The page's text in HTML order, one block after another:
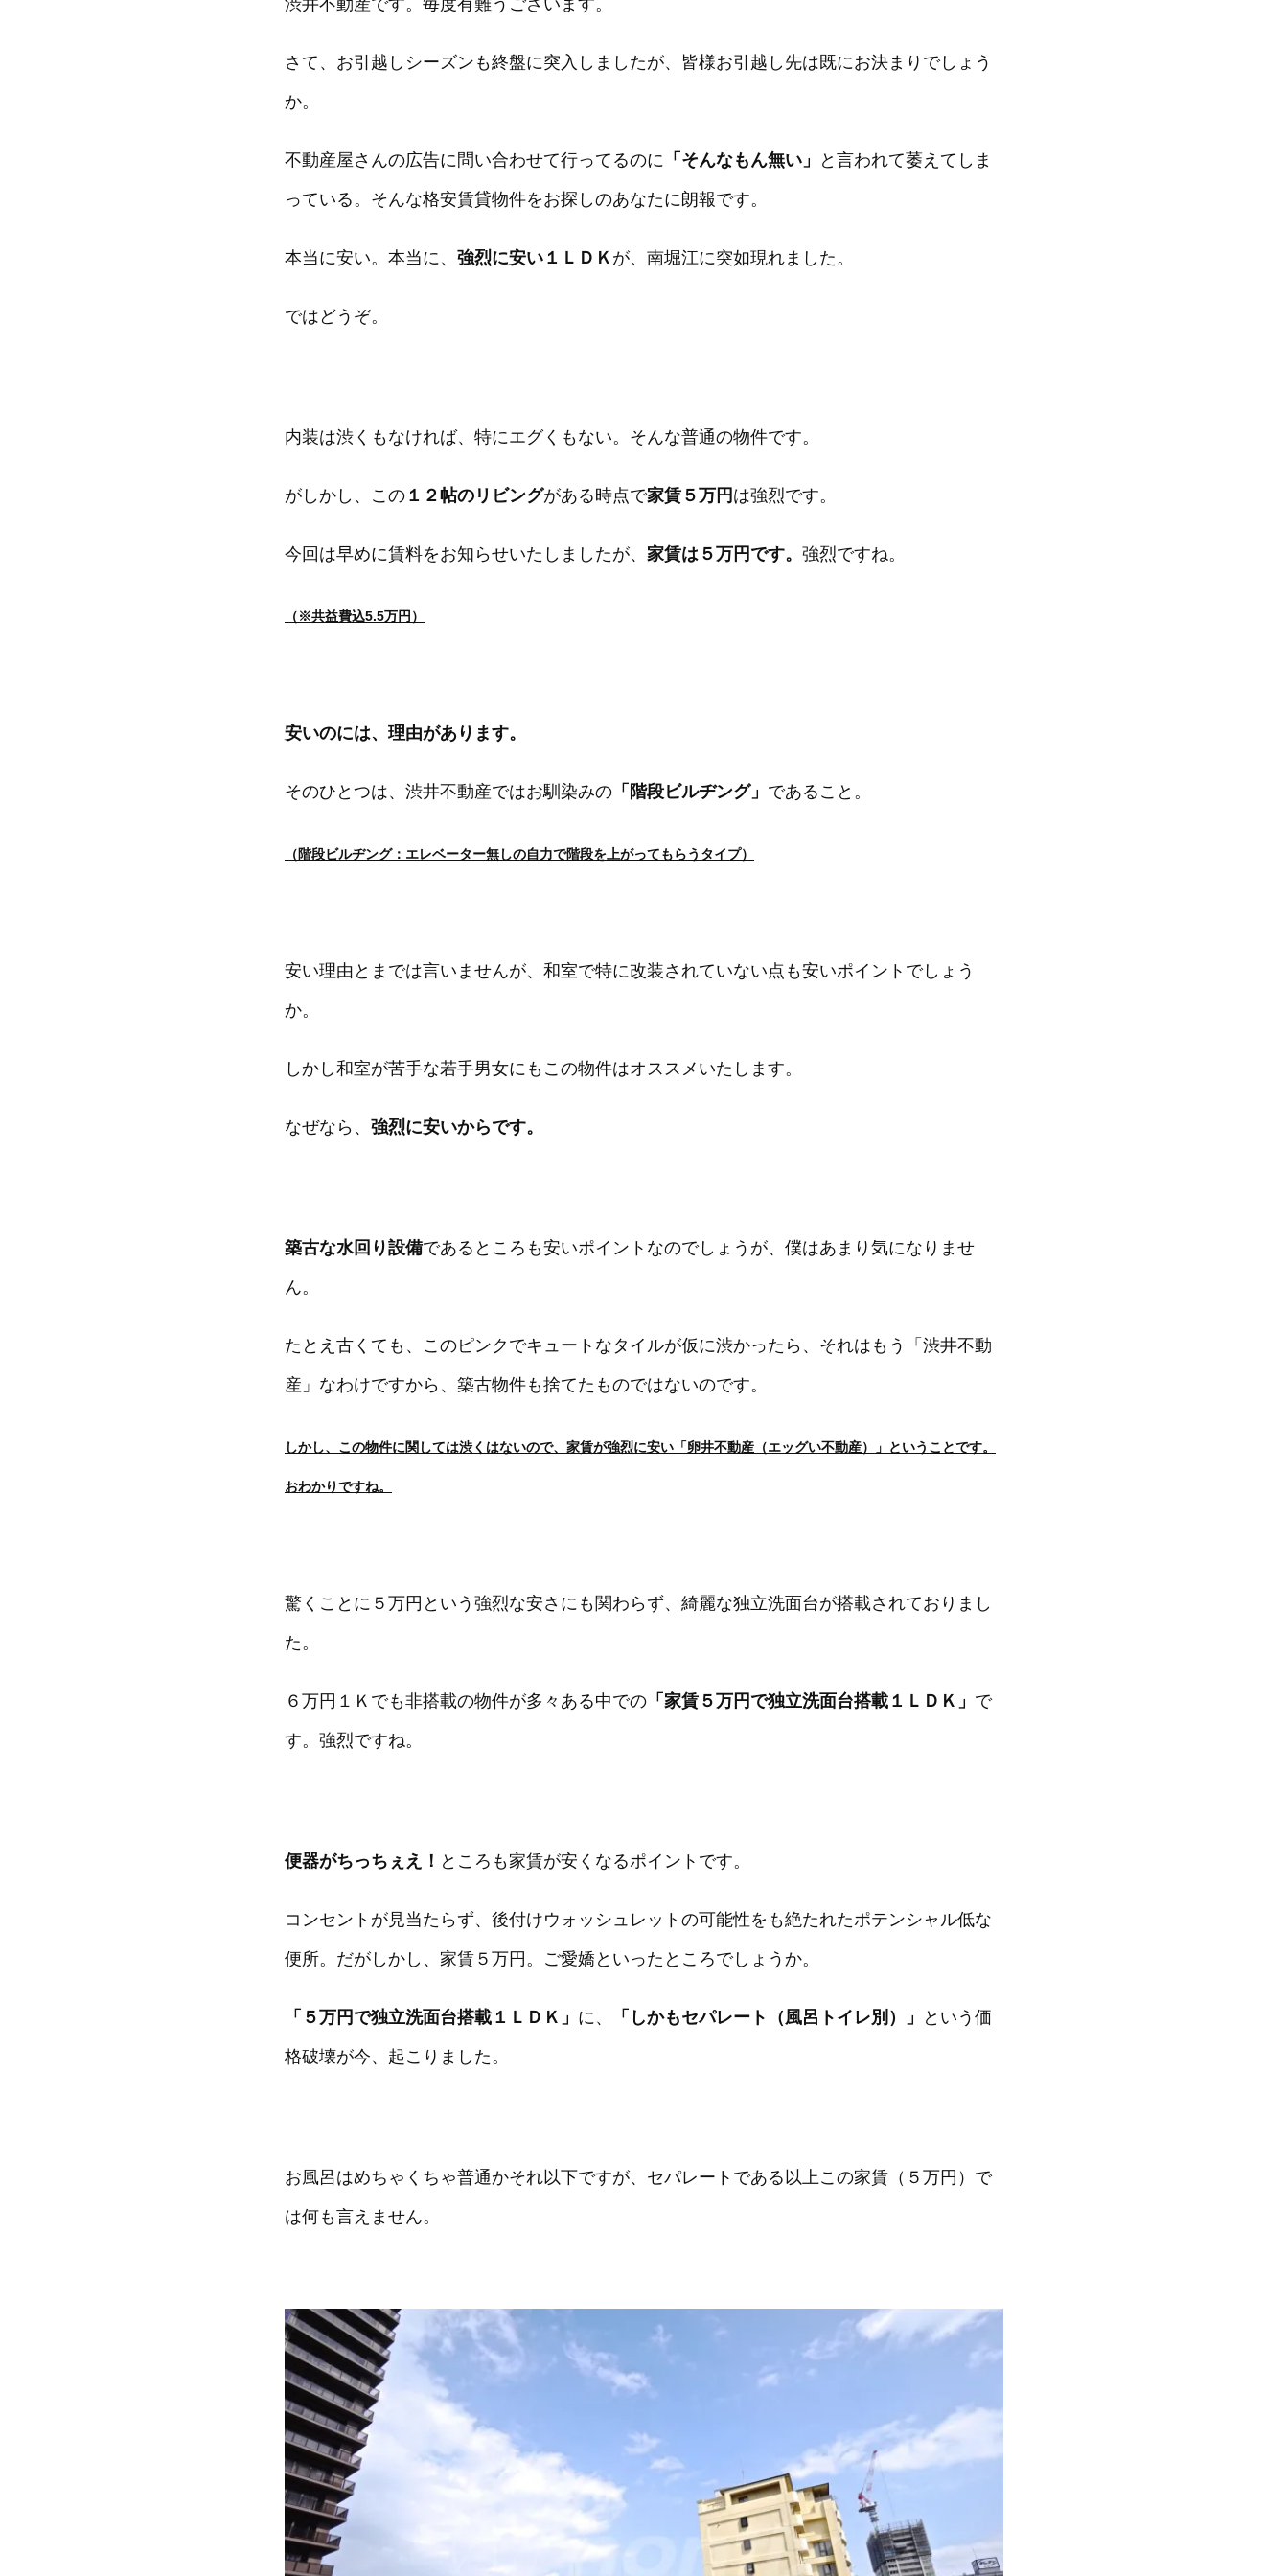
渋井不動産です。毎度有難うございます。
さて、お引越しシーズンも終盤に突入しましたが、皆様お引越し先は既にお決まりでしょう
か。
不動産屋さんの広告に問い合わせて行ってるのに 「そんなもん無い」 と言われて萎えてしま
っている。そんな格安賃貸物件をお探しのあなたに朗報です。
本当に安い。本当に、 強烈に安い１ＬＤＫ が、南堀江に突如現れました。
ではどうぞ。
内装は渋くもなければ、特にエグくもない。そんな普通の物件です。
がしかし、この １２帖のリビングがある時点で家賃５万円 は強烈です。
今回は早めに賃料をお知らせいたしましたが、 家賃は５万円です。 強烈ですね。
（※共益費込5.5万円）
安いのには、理由があります。
そのひとつは、渋井不動産ではお馴染みの 「階段ビルヂング」 であること。
（階段ビルヂング：エレベーター無しの自力で階段を上がってもらうタイプ）
安い理由とまでは言いませんが、和室で特に改装されていない点も安いポイントでしょう
か。
しかし和室が苦手な若手男女にもこの物件はオススメいたします。
なぜなら、 強烈に安いからです。
築古な水回り設備であるところも安いポイントなのでしょうが、僕はあまり気になりませ
ん。
たとえ古くても、このピンクでキュートなタイルが仮に渋かったら、それはもう「渋井不動
産」なわけですから、築古物件も捨てたものではないのです。
しかし、この物件に関しては渋くはないので、家賃が強烈に安い「卵井不動産（エッグい不動産）」ということです。
おわかりですね。
驚くことに５万円という強烈な安さにも関わらず、綺麗な独立洗面台が搭載されておりまし
た。
６万円１Ｋでも非搭載の物件が多々ある中での 「家賃５万円で独立洗面台搭載１ＬＤＫ」 で
す。強烈ですね。
便器がちっちぇえ！ ところも家賃が安くなるポイントです。
コンセントが見当たらず、後付けウォッシュレットの可能性をも絶たれたポテンシャル低な
便所。だがしかし、家賃５万円。ご愛嬌といったところでしょうか。
「５万円で独立洗面台搭載１ＬＤＫ」 に、 「しかもセパレート（風呂トイレ別）」 という価
格破壊が今、起こりました。
お風呂はめちゃくちゃ普通かそれ以下ですが、セパレートである以上この家賃（５万円）で
は何も言えません。